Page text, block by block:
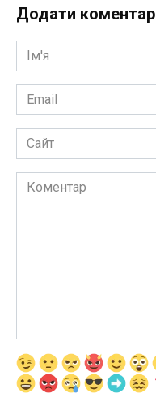
Додати коментар
Ім'я
*
Email
*
Сайт
Коментар